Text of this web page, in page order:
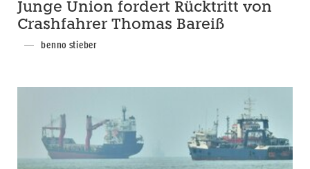
Junge Union fordert Rücktritt von
Crashfahrer Thomas Bareiß
benno stieber